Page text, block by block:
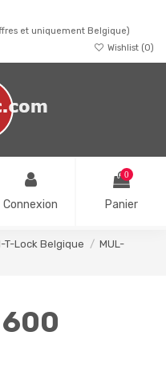
et uniquement Belgique)
Wishlist (0)
Connexion
0
Panier
T-Lock Belgique
MUL-
600